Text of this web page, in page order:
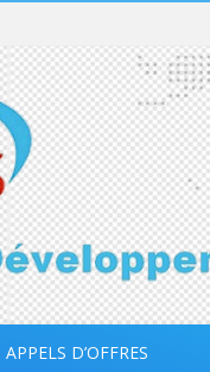
APPELS D’OFFRES